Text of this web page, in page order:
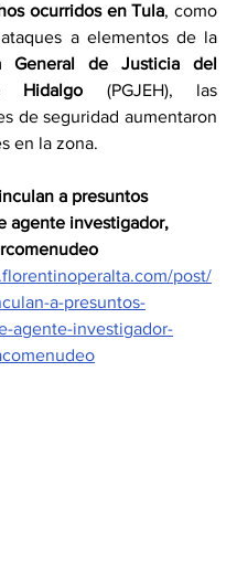
ocurridos en Tula, como
General de Justicia del
Hidalgo (PGJEH), las
de seguridad aumentaron
en la zona.
a presuntos
agente investigador,
post/
a-presuntos-
agente-investigador-